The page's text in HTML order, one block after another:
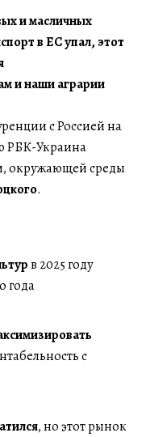
и масличных
в ЕС упал, этот
и наши аграрии
с Россией на
РБК-Украина
окружающей среды
.
в 2025 году
года
с
, но этот рынок